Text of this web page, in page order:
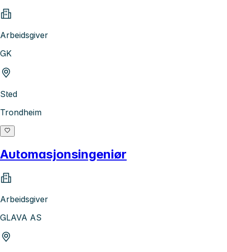
Arbeidsgiver
GK
Sted
Trondheim
Automasjonsingeniør
Arbeidsgiver
GLAVA AS